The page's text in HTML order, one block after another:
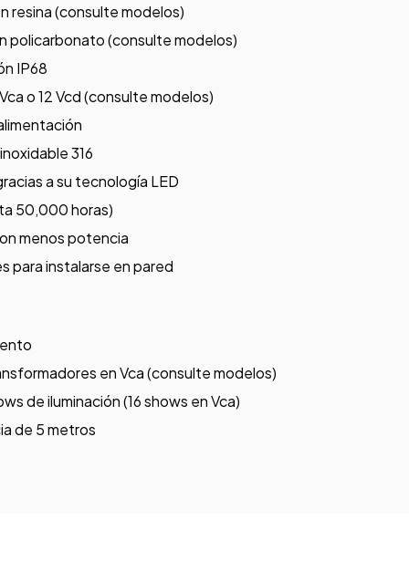
resina (consulte modelos)
policarbonato (consulte modelos)
IP68
o 12 Vcd (consulte modelos)
316
a su tecnología LED
50,000 horas)
menos potencia
para instalarse en pared
en Vca (consulte modelos)
de iluminación (16 shows en Vca)
de 5 metros